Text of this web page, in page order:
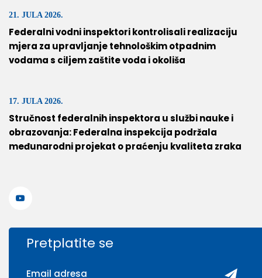
21. JULA 2026.
Federalni vodni inspektori kontrolisali realizaciju
mjera za upravljanje tehnološkim otpadnim
vodama s ciljem zaštite voda i okoliša
17. JULA 2026.
Stručnost federalnih inspektora u službi nauke i
obrazovanja: Federalna inspekcija podržala
međunarodni projekat o praćenju kvaliteta zraka
Pretplatite se